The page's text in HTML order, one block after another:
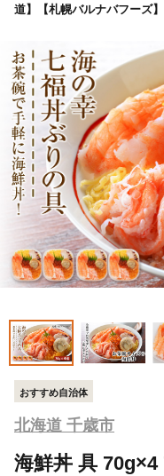
道】【札幌バルナバフーズ】
おすすめ自治体
北海道 千歳市
海鮮丼 具